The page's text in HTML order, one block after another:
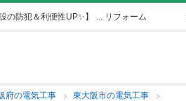
の防犯＆利便性UP✨】 ... リフォーム
府の電気工事
東大阪市の電気工事